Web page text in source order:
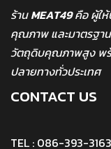
ร้านMEAT49คือ ผู้ให้
คุณภาพ และมาตรฐา
วัตถุดิบคุณภาพสูง พ
ปลายทางทั่วประเทศ
CONTACT US
TEL : 086-393-